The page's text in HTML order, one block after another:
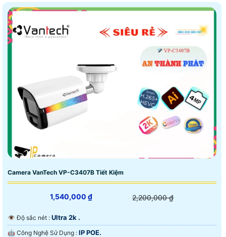
Camera VanTech VP-C3407B Tiết Kiệm
1,540,000 ₫ 2,200,000 ₫
👁 Độ sắc nét : Ultra 2k .
🤖️ Công Nghệ Sử Dụng : IP POE.